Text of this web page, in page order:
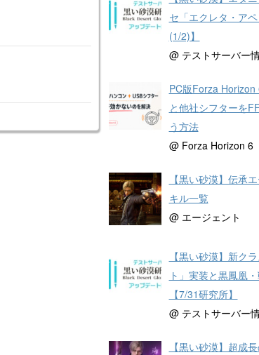
セ「エクレタ・ア
(1/2)】
@ テストサーバー
PC版Forza
と他社シフターを
う方法
@ Forza Horizon 6
【黒い砂漠】伝承
キル一覧
@ エージェント
【黒い砂漠】新ク
ト」実装と黒鳳凰
【7/31研究所】
@ テストサーバー
【黒い砂漠】超成